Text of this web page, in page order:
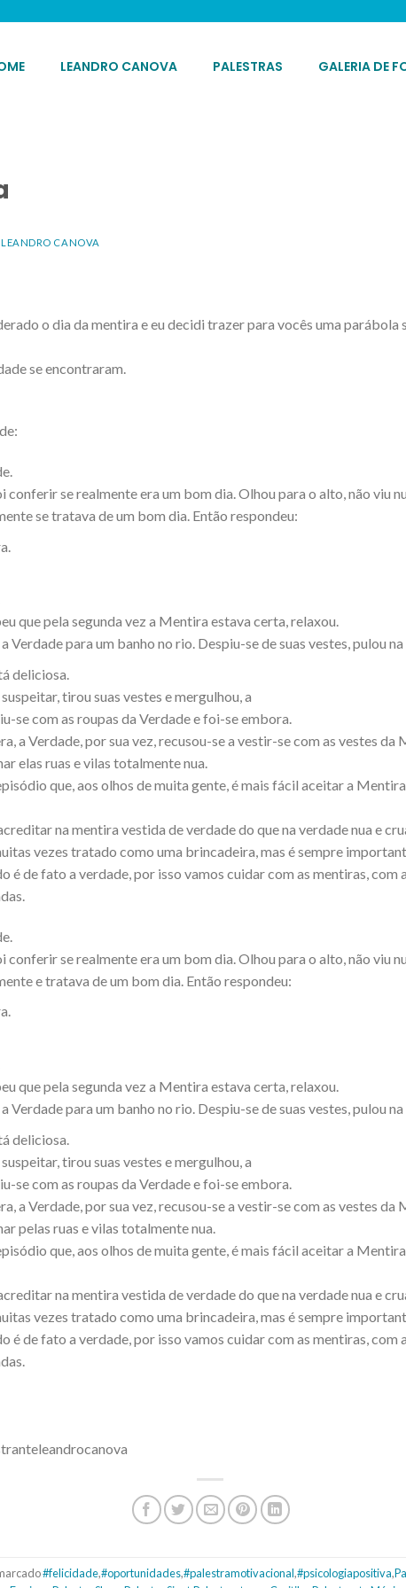
LEANDRO CANOVA PALESTRAS GALERIA DE
LEANDRO CANOVA
o dia da mentira e eu decidi trazer para vocês uma
se encontraram.
se realmente era um bom dia. Olhou para o alto, não viu
se tratava de um bom dia. Então respondeu:
que pela segunda vez a Mentira estava certa, relaxou.
Verdade para um banho no rio. Despiu-se de suas vestes, pulou na
deliciosa.
tirou suas vestes e mergulhou, a
se com as roupas da Verdade e foi-se embora.
a Verdade, por sua vez, recusou-se a vestir-se com as vestes da
elas ruas e vilas totalmente nua.
que, aos olhos de muita gente, é mais fácil aceitar a
na mentira vestida de verdade do que na verdade nua e
vezes tratado como uma brincadeira, mas é sempre
é de fato a verdade, por isso vamos cuidar com as mentiras, com
se realmente era um bom dia. Olhou para o alto, não viu
e tratava de um bom dia. Então respondeu:
que pela segunda vez a Mentira estava certa, relaxou.
Verdade para um banho no rio. Despiu-se de suas vestes, pulou na
deliciosa.
tirou suas vestes e mergulhou, a
se com as roupas da Verdade e foi-se embora.
a Verdade, por sua vez, recusou-se a vestir-se com as vestes da
pelas ruas e vilas totalmente nua.
que, aos olhos de muita gente, é mais fácil aceitar a
na mentira vestida de verdade do que na verdade nua e
vezes tratado como uma brincadeira, mas é sempre
é de fato a verdade, por isso vamos cuidar com as mentiras, com
#felicidade,#oportunidades,#palestramotivacional,#psicologiapositiva,